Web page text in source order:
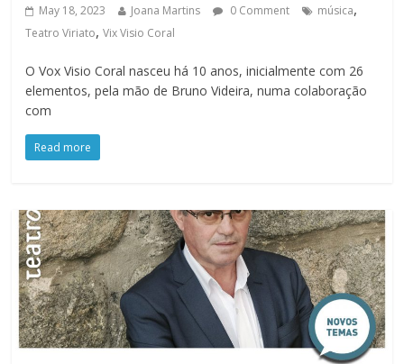
May 18, 2023 Joana Martins 0 Comment música,
Teatro Viriato,Vix Visio Coral
O Vox Visio Coral nasceu há 10 anos, inicialmente com 26
elementos, pela mão de Bruno Videira, numa colaboração
com
Read more